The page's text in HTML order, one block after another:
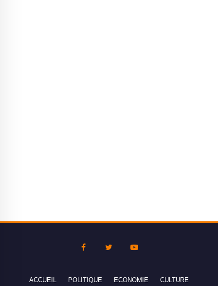
ACCUEIL POLITIQUE ECONOMIE CULTURE